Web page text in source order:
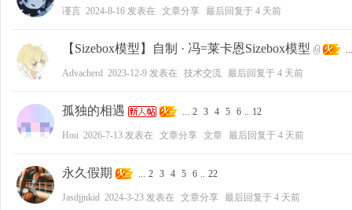
谨言 2024-8-16 发表在 文章分享 最后回复于 4 天前
【Sizebox模型】自制 · 冯=莱卡恩Sizebox模型 ...
Advacherd 2023-12-9 发表在 技术交流 最后回复于 4 天前
孤独的相遇 ... 2 3 4 5 6 .. 12
Hou 2026-7-13 发表在 文章分享 文章 最后回复于 4 天前
永久假期 ... 2 3 4 5 6 .. 22
Jasdjjnkid 2024-3-23 发表在 文章分享 最后回复于 4 天前